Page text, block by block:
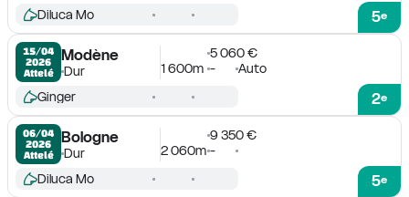
5e
Diluca Mo
15/04
2026
Attelé
Modène
Dur
5 060 €
1 600m - Auto
2e
Ginger
06/04
2026
Attelé
Bologne
Dur
9 350 €
2 060m -
5e
Diluca Mo